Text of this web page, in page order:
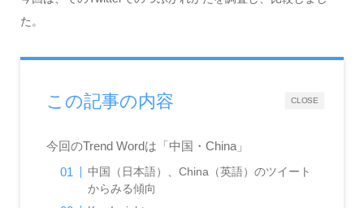
た。
CLOSE
この記事の内容
今回のTrend Wordは「中国・China」
中国（日本語）、China（英語）のツイート
からみる傾向